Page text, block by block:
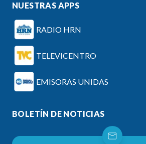
NUESTRAS APPS
RADIO HRN
TELEVICENTRO
EMISORAS UNIDAS
BOLETÍN DE NOTICIAS